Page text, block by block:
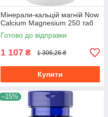
Мінерали-кальцій магній Now
Calcium Magnesium 250 таб
Готово до відправки
1 107 ₴ 1 306,26 ₴
Купити
–15%